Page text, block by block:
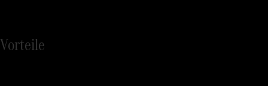
Vorteile